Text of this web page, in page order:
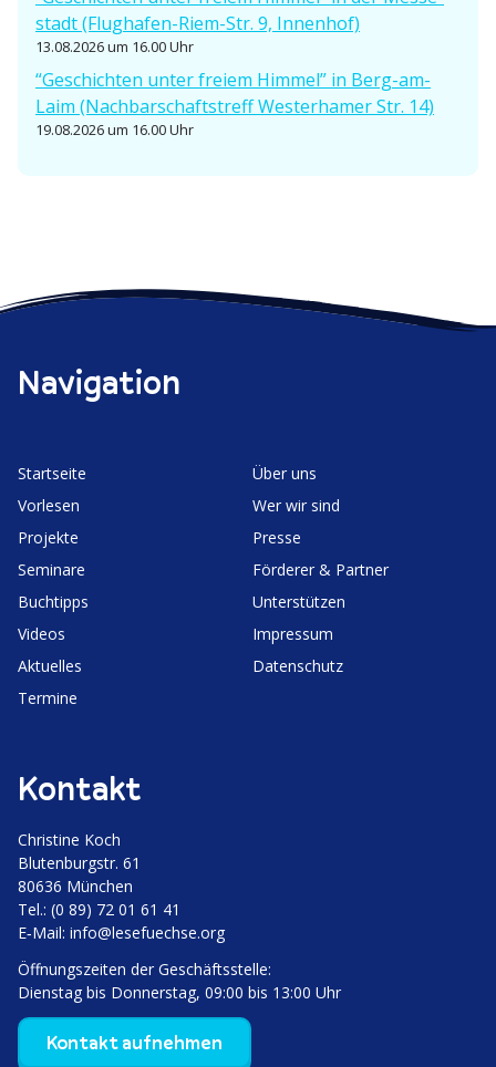
stadt (Flughafen-Riem-Str. 9, Innenhof)
13.08.2026 um 16.00 Uhr
“Geschichten unter freiem Himmel” in Berg-am-
Laim (Nachbar­schafts­treff Wester­hamer Str. 14)
19.08.2026 um 16.00 Uhr
Navigation
Start­seite
Vorlesen
Projekte
Seminare
Buchtipps
Videos
Aktuelles
Termine
Über uns
Wer wir sind
Presse
Förderer & Partner
Unter­stützen
Impressum
Daten­schutz
Kontakt
Christine Koch
Bluten­burgstr. 61
80636 München
Tel.: (0 89) 72 01 61 41
E‑Mail: info@lesefuechse.org
Öffnungs­zeiten der Geschäftsstelle:
Dienstag bis Donnerstag, 09:00 bis 13:00 Uhr
Kontakt aufnehmen